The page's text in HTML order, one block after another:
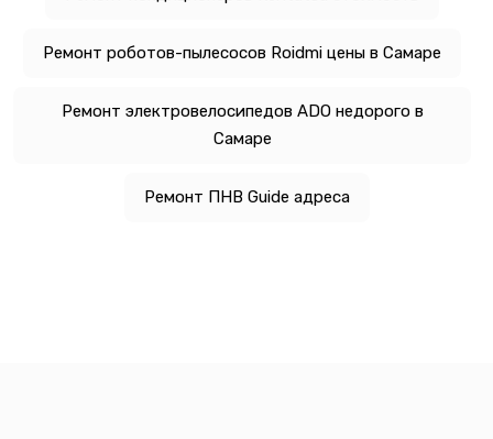
Ремонт роботов-пылесосов Roidmi цены в Самаре
Ремонт электровелосипедов ADO недорого в
Самаре
Ремонт ПНВ Guide адреса